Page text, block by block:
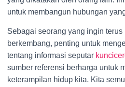
untuk membangun hubungan
Sebagai seorang yang ingin terus
berkembang, penting untuk
tentang informasi seputar
sumber referensi berharga untuk
keterampilan hidup kita. Kita